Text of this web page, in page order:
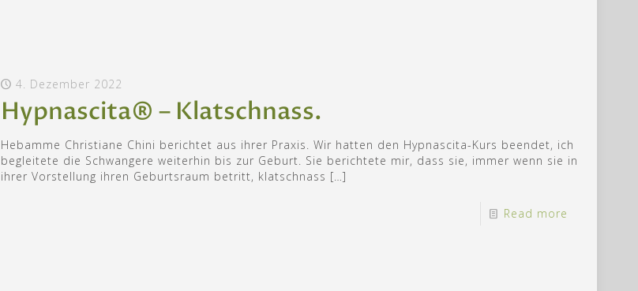
4. Dezember 2022
Hypnascita® – Klatschnass.
Hebamme Christiane Chini berichtet aus ihrer Praxis. Wir hatten den Hypnascita-Kurs beendet, ich
begleitete die Schwangere weiterhin bis zur Geburt. Sie berichtete mir, dass sie, immer wenn sie in
ihrer Vorstellung ihren Geburtsraum betritt, klatschnass […]
Read more